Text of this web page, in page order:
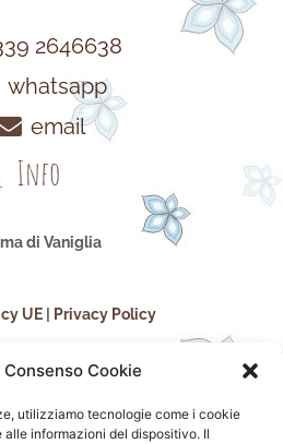
Cookie
utilizziamo tecnologie come i cookie
informazioni del dispositivo. Il
2646638
whatsapp
email
Info
di Vaniglia
UE Privacy Policy